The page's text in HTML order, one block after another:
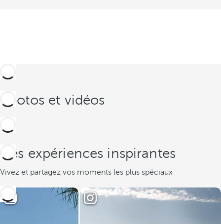
Photos et vidéos
Des expériences inspirantes
Vivez et partagez vos moments les plus spéciaux